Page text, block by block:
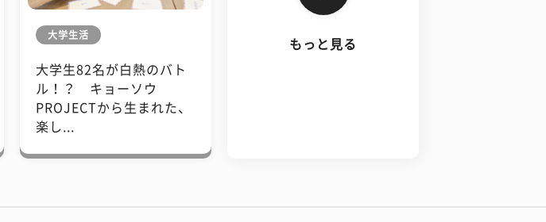
大学生活
大学生82名が白熱のバト
ル！？ キョーソウ
PROJECTから生まれた、
楽し...
もっと見る